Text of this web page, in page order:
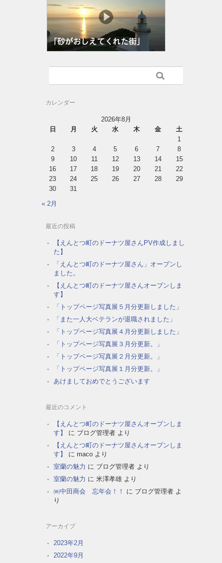
カレンダー
2026年8月
日
月 火 水 木 金
土
1
2
3 4 5 6 7
8
9
10 11 12 13 14
15
16
17 18 19 20 21
22
23
24 25 26 27 28
29
30
31
« 2月
最近の投稿
【えんとつ町のドーナツ屋さんPV作成しまし
た】
「えんとつ町のドーナツ屋さん」オープンし
ました。
【えんとつ町のドーナツ屋さんオープンしま
す】
「トップページ写真展５月分更新しました」
「また一人大ベテランが退職されました」
「トップページ写真展４月分更新しました」
「トップページ写真展３月分更新。」
「トップページ写真展２月分更新。」
「トップページ写真展１月分更新。」
あけましておめでとうございます
最近のコメント
【えんとつ町のドーナツ屋さんオープンしま
す】
に ブログ管理者 より
【えんとつ町のドーナツ屋さんオープンしま
す】
に maco より
室蘭の魅力 に ブログ管理者 より
室蘭の魅力 に 米澤孝雄 より
㈱中田商会 忘年会！！
に ブログ管理者 よ
り
アーカイブ
2023年2月
2022年9月